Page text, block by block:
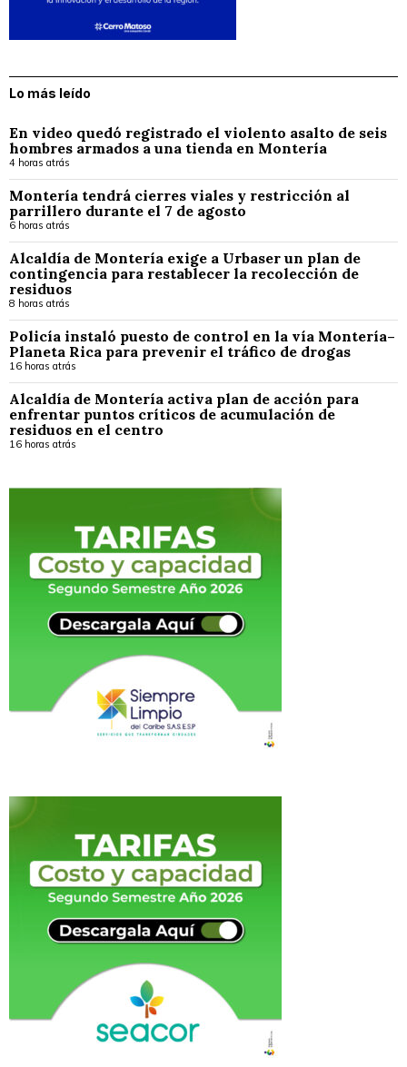
Lo más leído
En video quedó registrado el violento asalto de seis
hombres armados a una tienda en Montería
4 horas atrás
Montería tendrá cierres viales y restricción al
parrillero durante el 7 de agosto
6 horas atrás
Alcaldía de Montería exige a Urbaser un plan de
contingencia para restablecer la recolección de
residuos
8 horas atrás
Policía instaló puesto de control en la vía Montería–
Planeta Rica para prevenir el tráfico de drogas
16 horas atrás
Alcaldía de Montería activa plan de acción para
enfrentar puntos críticos de acumulación de
residuos en el centro
16 horas atrás